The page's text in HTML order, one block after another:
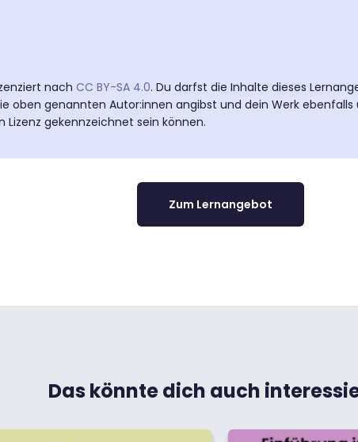
nach CC BY-SA 4.0. Du darfst die Inhalte dieses
oben genannten Autor:innen angibst und dein Werk ebenfalls
gekennzeichnet sein können.
Zum Lernangebot
Das könnte dich auch